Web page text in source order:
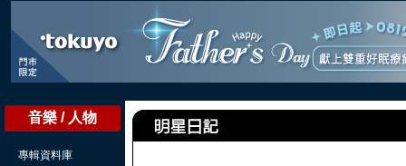
音樂 / 人物
專輯資料庫